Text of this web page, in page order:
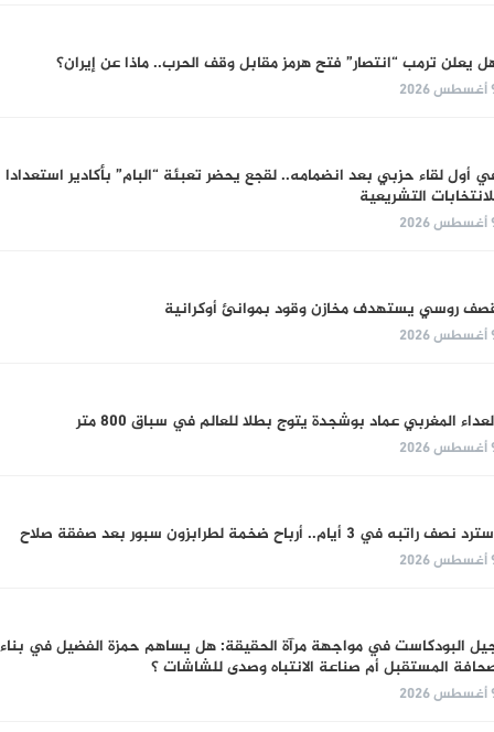
يعلن ترمب “انتصار” فتح هرمز مقابل وقف الحرب.. ماذا عن إيران؟
أول لقاء حزبي بعد انضمامه.. لقجع يحضر تعبئة “البام” بأكادير استعدادا
التشريعية
روسي يستهدف مخازن وقود بموانئ أوكرانية
المغربي عماد بوشجدة يتوج بطلا للعالم في سباق 800 متر
نصف راتبه في 3 أيام.. أرباح ضخمة لطرابزون سبور بعد صفقة صلاح
البودكاست في مواجهة مرآة الحقيقة: هل يساهم حمزة الفضيل في بناء
المستقبل أم صناعة الانتباه وصدى للشاشات ؟